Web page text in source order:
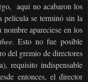
aquí no acabaron los
película se terminó sin la
apareciese en los
. Esto no fue posible
del gremio de directores
requisito indispensable
entonces, el director